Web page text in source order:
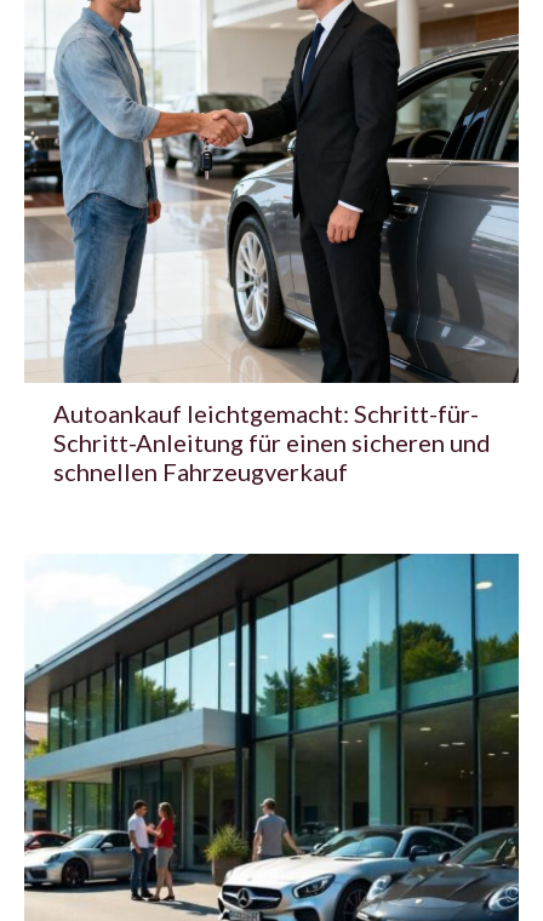
Autoankauf leichtgemacht: Schritt-für-
Schritt-Anleitung für einen sicheren und
schnellen Fahrzeugverkauf